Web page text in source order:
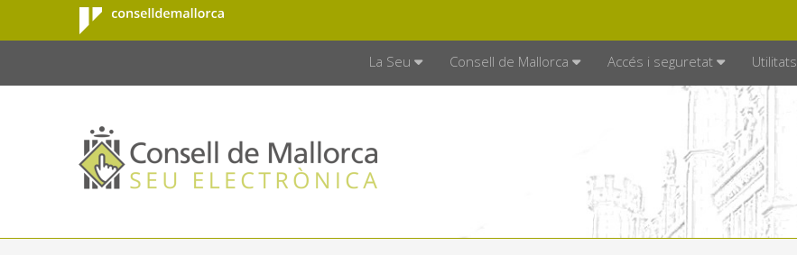
Salta al contingut principal
Consell de
Mallorca
La Seu Consell de Mallorca Accés i seguretat Utilitats